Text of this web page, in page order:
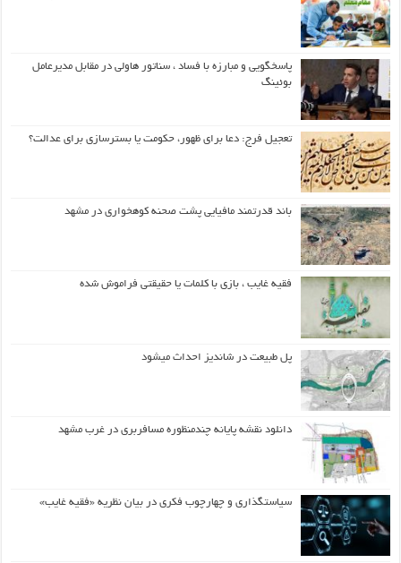
پاسخگویی و مبارزه با فساد ، سناتور هاولی در مقابل مدیرعامل
بوئینگ
تعجیل فرج: دعا برای ظهور، حکومت یا بسترسازی برای عدالت؟
باند قدرتمند مافیایی پشت صحنه کوهخواری در مشهد
فقیه غایب ، بازی با کلمات یا حقیقتی فراموش شده
پل طبیعت در شاندیز احداث میشود
دانلود نقشه پایانه چندمنظوره مسافربری در غرب مشهد
سیاستگذاری و چهارچوب فکری در بیان نظریه «فقیه غایب»